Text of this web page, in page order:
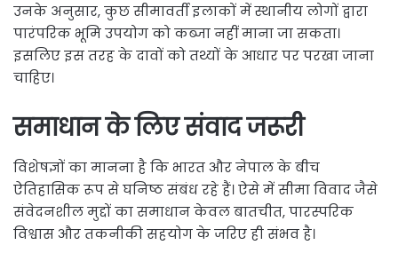
उनके अनुसार, कुछ सीमावर्ती इलाकों में स्थानीय लोगों द्वारा
पारंपरिक भूमि उपयोग को कब्जा नहीं माना जा सकता।
इसलिए इस तरह के दावों को तथ्यों के आधार पर परखा जाना
चाहिए।
समाधान के लिए संवाद जरूरी
विशेषज्ञों का मानना है कि भारत और नेपाल के बीच
ऐतिहासिक रूप से घनिष्ठ संबंध रहे हैं। ऐसे में सीमा विवाद जैसे
संवेदनशील मुद्दों का समाधान केवल बातचीत, पारस्परिक
विश्वास और तकनीकी सहयोग के जरिए ही संभव है।